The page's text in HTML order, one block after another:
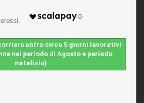
entro circa 5 giorni lavorativi
nel periodo di Agosto e periodo
natalizio)